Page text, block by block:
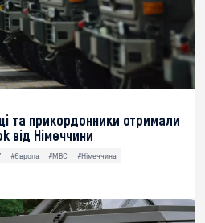
та прикордонники отримали
від Німеччини
#Європа #МВС
#Німеччина